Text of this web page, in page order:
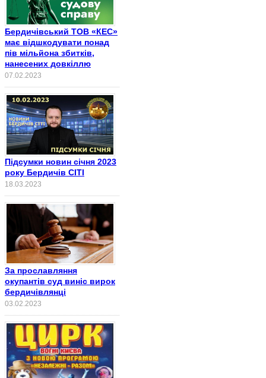
Бердичівський ТОВ «КЕС»
має відшкодувати понад
пів мільйона збитків,
нанесених довкіллю
07.02.2023
Підсумки новин січня 2023
року Бердичів СІТІ
18.03.2023
За прославляння
окупантів суд виніс вирок
бердичівлянці
03.02.2023